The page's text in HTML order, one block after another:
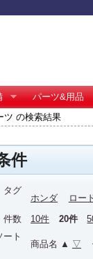
パーツ&用品
ツ の検索結果
件
タグ
ホンダ
ロー
件数
10件 20件
ート
商品名 ▲ ▽